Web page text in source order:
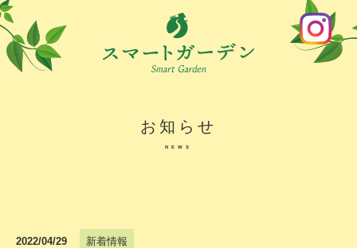
お知らせ
NEWS
2022/04/29 新着情報